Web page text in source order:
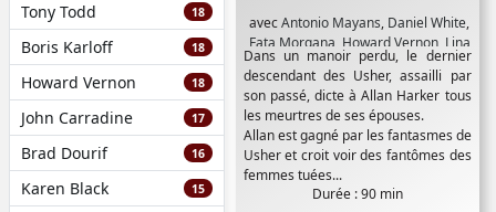
Tony Todd 18
Boris Karloff 18
Howard Vernon 18
John Carradine 17
Brad Dourif 16
Karen Black 15
avecAntonio Mayans, Daniel White,
Fata Morgana Howard Vernon, Lina
Romay
Dans un manoir perdu, le dernier
descendant des Usher, assailli par
son passé, dicte à Allan Harker tous
les meurtres de ses épouses.
Allan est gagné par les fantasmes de
Usher et croit voir des fantômes des
femmes tuées...
Durée : 90 min